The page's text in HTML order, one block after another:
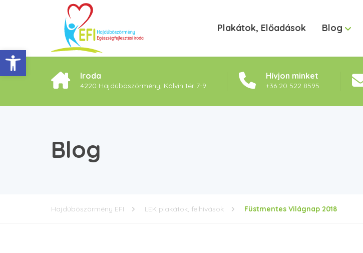
Eszköztár megnyitása
Plakátok, Előadások Blog
Iroda
4220 Hajdúböszörmény, Kálvin tér 7-9
Hívjon minket
+36 20 522 8595
Blog
Hajdúböszörmény EFI LEK plakátok, felhívások Füstmentes Világnap 2018